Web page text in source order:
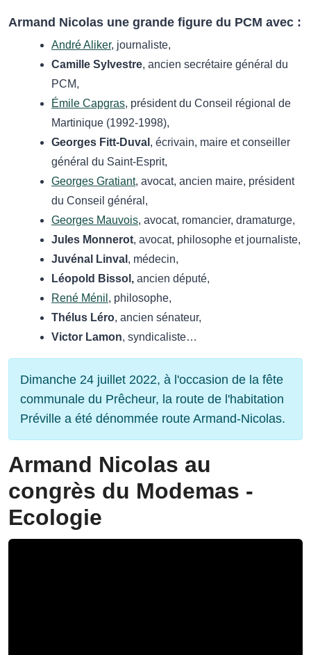
Armand Nicolas une grande figure du PCM avec :
André Aliker, journaliste,
Camille Sylvestre, ancien secrétaire général du
PCM,
Émile Capgras, président du Conseil régional de
Martinique (1992-1998),
Georges Fitt-Duval , écrivain, maire et conseiller
général du Saint-Esprit,
Georges Gratiant, avocat, ancien maire, président
du Conseil général,
Georges Mauvois, avocat, romancier, dramaturge,
Jules Monnerot, avocat, philosophe et journaliste,
Juvénal Linval , médecin,
Léopold Bissol, ancien député,
René Ménil , philosophe,
Thélus Léro, ancien sénateur,
Victor Lamon, syndicaliste…
Dimanche 24 juillet 2022, à l'occasion de la fête
communale du Prêcheur, la route de l'habitation
Préville a été dénommée route Armand-Nicolas.
Armand Nicolas au
congrès du Modemas -
Ecologie